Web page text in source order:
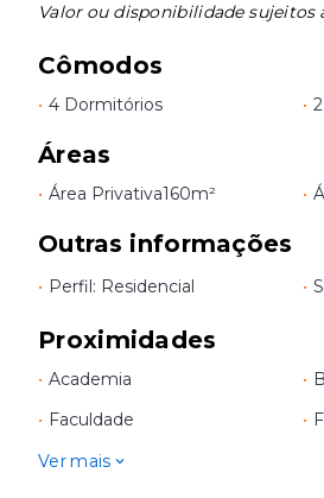
Valor ou disponibilidade sujeitos
Cômodos
• 4 Dormitórios •
Áreas
• Área Privativa160m² •
Outras informações
• Perfil: Residencial •
Proximidades
• Academia •
• Faculdade •
Ver mais